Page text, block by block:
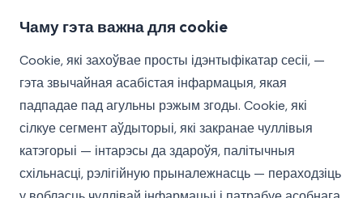
Чаму гэта важна для cookie
Cookie, які захоўвае просты ідэнтыфікатар сесіі, —
гэта звычайная асабістая інфармацыя, якая
падпадае пад агульны рэжым згоды. Cookie, які
сілкуе сегмент аўдыторыі, які закранае чуллівыя
катэгорыі — інтарэсы да здароўя, палітычныя
схільнасці, рэлігійную прыналежнасць — пераходзіць